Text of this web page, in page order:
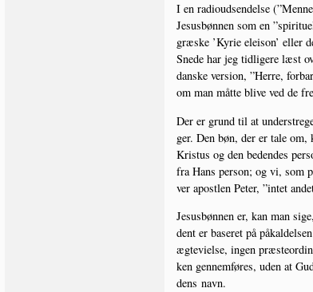
I en radioud­sen­del­se
Jesus­bøn­nen som en
græ­ske ’Kyrie elei­son’ eller
Sne­de har jeg tid­li­ge­re læst
dan­ske ver­sion, ”Her­re,
om man måt­te bli­ve ved de
Der er grund til at
ger. Den bøn, der er tale om,
Kristus og den beden­des
fra Hans per­son; og vi, som
ver apost­len Peter, ”intet
Jesus­bøn­nen er, kan man
dent er base­ret på
ægte­vi­el­se, ingen
ken gen­nem­fø­res, uden at
dens navn.